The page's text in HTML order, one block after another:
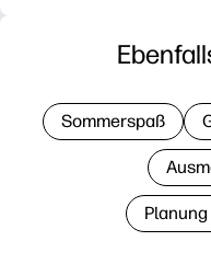
Sommerspaß